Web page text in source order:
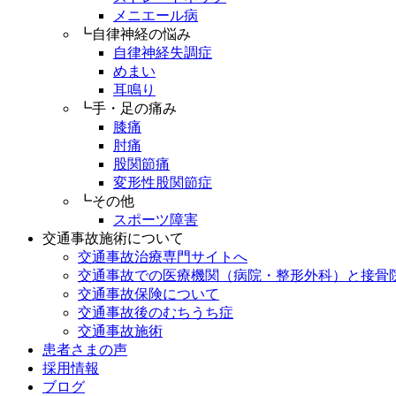
メニエール病
┗自律神経の悩み
自律神経失調症
めまい
耳鳴り
┗手・足の痛み
膝痛
肘痛
股関節痛
変形性股関節症
┗その他
スポーツ障害
交通事故施術について
交通事故治療専門サイトへ
交通事故での医療機関（病院・整形外科）と接骨
交通事故保険について
交通事故後のむちうち症
交通事故施術
患者さまの声
採用情報
ブログ